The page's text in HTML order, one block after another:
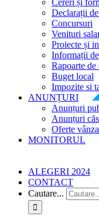
Cereri și
Declarații
Concursuri
Venituri
Proiecte și
Informații
Rapoarte
Buget local
Impozite si
ANUNȚURI
Anunțuri
Anunțuri
Oferte
MONITORUL
ALEGERI 2024
CONTACT
Cautare...